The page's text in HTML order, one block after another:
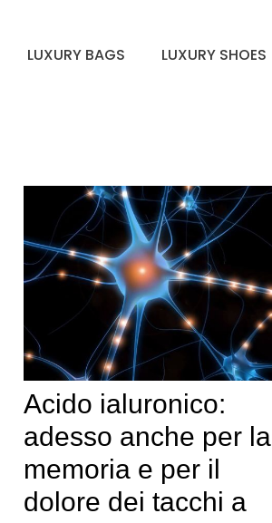
LUXURY BAGS LUXURY SHOES
Acido ialuronico:
adesso anche per la
memoria e per il
dolore dei tacchi a